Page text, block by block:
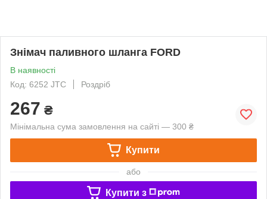
Знімач паливного шланга FORD
В наявності
Код: 6252 JTC
Роздріб
267 ₴
Мінімальна сума замовлення на сайті — 300 ₴
Купити
або
Купити з